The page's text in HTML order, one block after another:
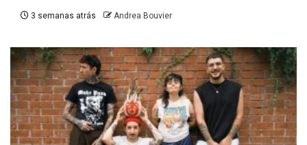
3 semanas atrás Andrea Bouvier